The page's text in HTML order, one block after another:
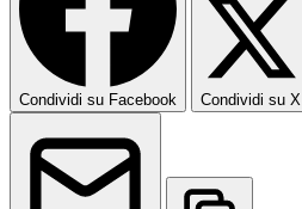
Condividi su Facebook Condividi su X